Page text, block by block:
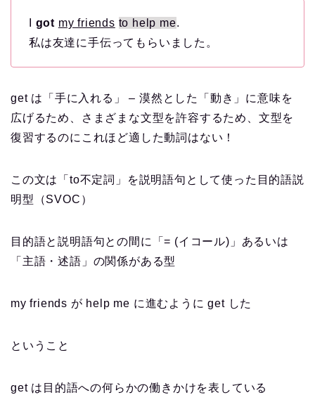
got my friends to help me.
私は友達に手伝ってもらいました。
get は「手に入れる」 – 漠然とした「動き」に意味を
広げるため、さまざまな文型を許容するため、文型を
復習するのにこれほど適した動詞はない！
この文は「to不定詞」を説明語句として使った目的語説
明型（SVOC）
目的語と説明語句との間に「= (イコール)」あるいは
「主語・述語」の関係がある型
my friends が help me に進むように get した
ということ
get は目的語への何らかの働きかけを表している